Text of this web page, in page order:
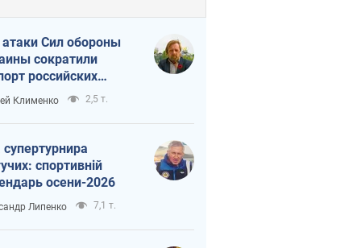
атаки Сил обороны
сократили
российских
Клименко 2,5 т.
спортивній
осени-2026
Липенко 7,1 т.